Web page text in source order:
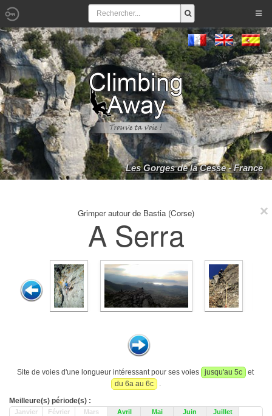
Les Gorges de la Cesse - France
Grimper autour de Bastia (Corse)
A Serra
Site de voies d'une longueur intéressant pour ses voies jusqu'au 5c
et
du 6a au 6c
.
Meilleure(s) période(s) :
Janvier Février Mars Avril Mai Juin
Juillet